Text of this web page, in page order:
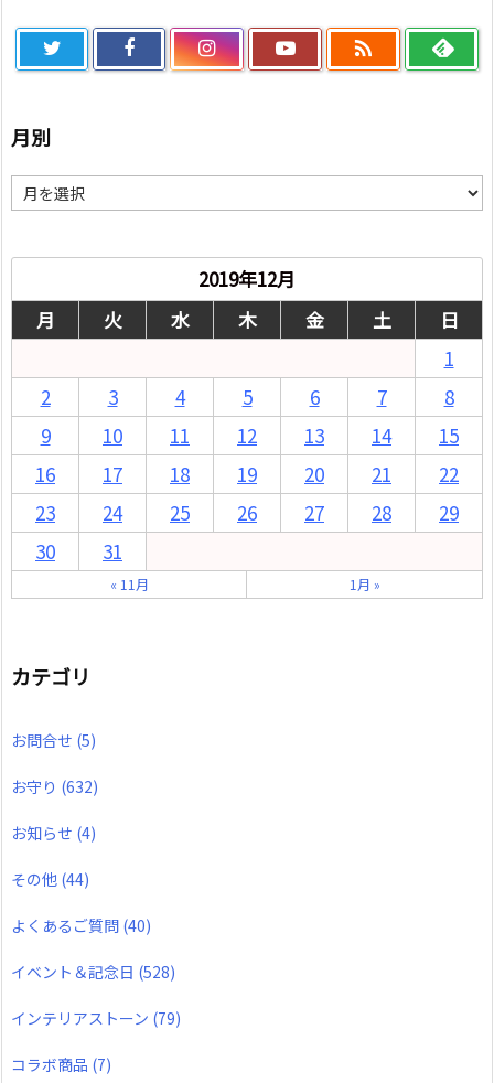

月別
別
2019年12月
月
火 水 木 金 土
日
1
2
3 4 5 6 7
8
9
10 11 12 13 14
15
16
17 18 19 20 21
22
23
24 25 26 27 28
29
30
31
« 11月 1月 »
カテゴリ
お問合せ (5)
お守り (632)
お知らせ (4)
その他 (44)
よくあるご質問 (40)
イベント＆記念日 (528)
インテリアストーン (79)
コラボ商品 (7)